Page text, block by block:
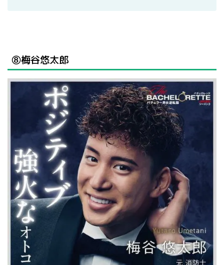
⑧梅谷悠太郎